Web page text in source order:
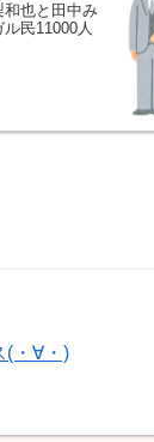
和也と田中み
民11000人
(・∀・)